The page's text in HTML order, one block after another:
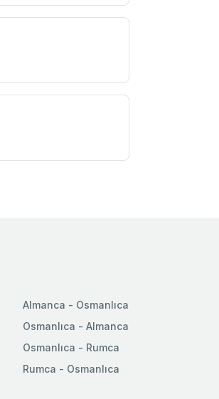
Almanca - Osmanlıca
Osmanlıca - Almanca
Osmanlıca - Rumca
Rumca - Osmanlıca